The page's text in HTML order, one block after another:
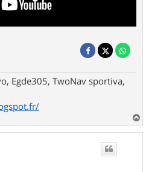
Egde305, TwoNav sportiva,
a
u